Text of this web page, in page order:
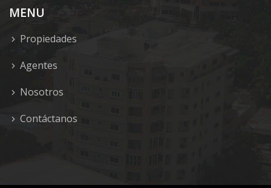
MENU
Propiedades
Agentes
Nosotros
Contáctanos